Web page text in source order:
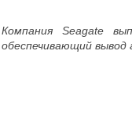
Компания Seagate
обеспечивающий